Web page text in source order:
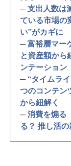
─支出人数は
ている市場の
い”がカギに
─富裕層マー
と資産額から
ンテーション
─“タイムラ
つのコンテン
から紐解く
─消費を煽る
る？ 推し活